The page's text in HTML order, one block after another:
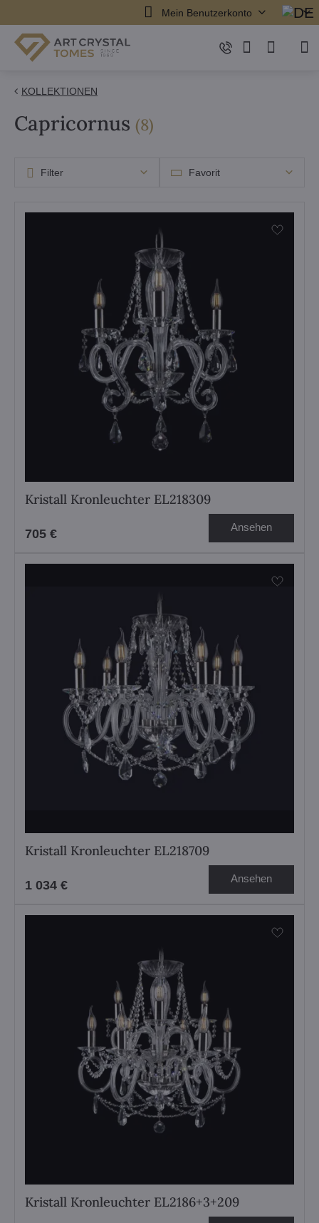
Mein Benutzerkonto
KOLLEKTIONEN
Capricornus (8Artikel
)
Favorit
Filter
Kristall Kronleuchter EL218309
705 € Ansehen
Kristall Kronleuchter EL218709
1 034 € Ansehen
Kristall Kronleuchter EL2186+3+209